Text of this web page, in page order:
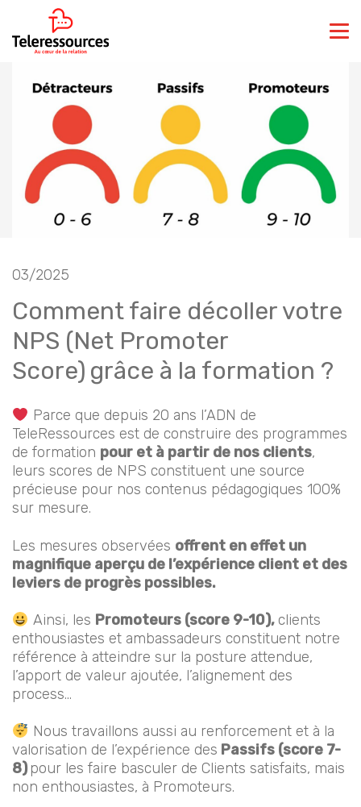
03/2025
Comment faire décoller votre
NPS (Net Promoter
Score) grâce à la formation ?
Parce que depuis 20 ans l’ADN de
TeleRessources est de construire des programmes
de formation pour et à partir de nos clients,
leurs scores de NPS constituent une source
précieuse pour nos contenus pédagogiques 100%
sur mesure.
Les mesures observées offrent en effet un
magnifique aperçu de l’expérience client et des
leviers de progrès possibles.
Ainsi, les Promoteurs (score 9-10), clients
enthousiastes et ambassadeurs constituent notre
référence à atteindre sur la posture attendue,
l’apport de valeur ajoutée, l’alignement des
process…
Nous travaillons aussi au renforcement et à la
valorisation de l’expérience des Passifs (score 7-
8)pour les faire basculer de Clients satisfaits, mais
non enthousiastes, à Promoteurs.